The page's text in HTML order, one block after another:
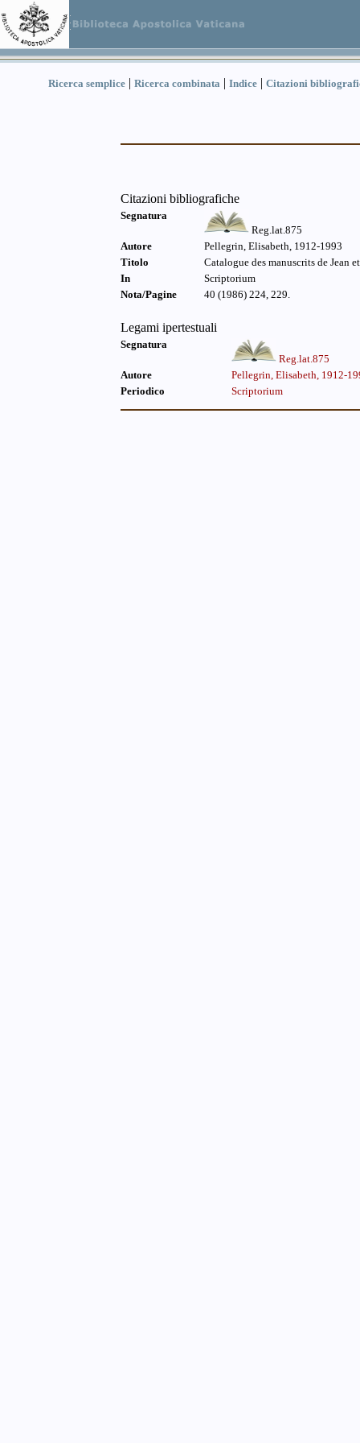
Ricerca semplice | Ricerca combinata | Indice | Citazioni
Citazioni bibliografiche
Segnatura
Reg.lat.875
Autore
Pellegrin, Elisabeth, 1912-1993
Titolo
Catalogue des manuscrits de Jean
In
Scriptorium
Nota/Pagine
40 (1986) 224, 229.
Legami ipertestuali
Segnatura
Reg.lat.875
Autore
Pellegrin, Elisabeth, 1912-
Periodico
Scriptorium